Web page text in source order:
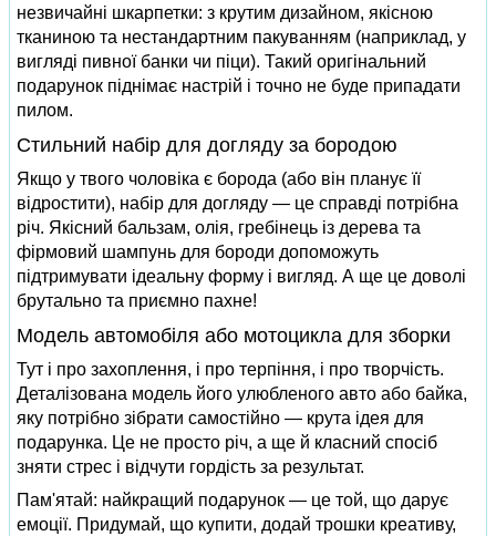
незвичайні шкарпетки: з крутим дизайном, якісною
тканиною та нестандартним пакуванням (наприклад, у
вигляді пивної банки чи піци). Такий оригінальний
подарунок піднімає настрій і точно не буде припадати
пилом.
Стильний набір для догляду за бородою
Якщо у твого чоловіка є борода (або він планує її
відростити), набір для догляду — це справді потрібна
річ. Якісний бальзам, олія, гребінець із дерева та
фірмовий шампунь для бороди допоможуть
підтримувати ідеальну форму і вигляд. А ще це доволі
брутально та приємно пахне!
Модель автомобіля або мотоцикла для зборки
Тут і про захоплення, і про терпіння, і про творчість.
Деталізована модель його улюбленого авто або байка,
яку потрібно зібрати самостійно — крута ідея для
подарунка. Це не просто річ, а ще й класний спосіб
зняти стрес і відчути гордість за результат.
Пам'ятай: найкращий подарунок — це той, що дарує
емоції. Придумай, що купити, додай трошки креативу,